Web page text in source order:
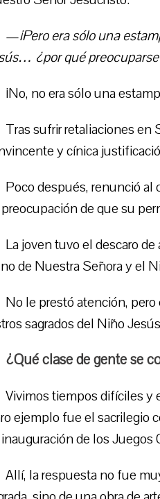
—¡Pero era sólo una
¿por qué preocuparse
¡No, no era sólo una
Tras sufrir retaliaciones en
y cínica
Poco después, renunció al
de que su
La joven tuvo el descaro
de Nuestra Señora y el
No le prestó atención,
sagrados del Niño
¿Qué clase de gente se
Vivimos tiempos difíciles y
ejemplo fue el sacrilegio
de los Juegos
Allí, la respuesta no fue